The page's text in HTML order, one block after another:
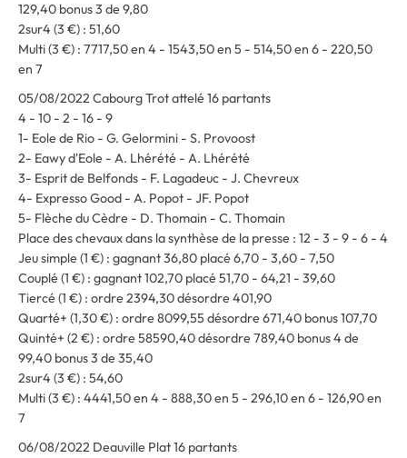
129,40 bonus 3 de 9,80
2sur4 (3 €) : 51,60
Multi (3 €) : 7717,50 en 4 - 1543,50 en 5 - 514,50 en 6 - 220,50
en 7
05/08/2022 Cabourg Trot attelé 16 partants
4 - 10 - 2 - 16 - 9
1- Eole de Rio - G. Gelormini - S. Provoost
2- Eawy d'Eole - A. Lhérété - A. Lhérété
3- Esprit de Belfonds - F. Lagadeuc - J. Chevreux
4- Expresso Good - A. Popot - JF. Popot
5- Flèche du Cèdre - D. Thomain - C. Thomain
Place des chevaux dans la synthèse de la presse : 12 - 3 - 9 - 6 - 4
Jeu simple (1 €) : gagnant 36,80 placé 6,70 - 3,60 - 7,50
Couplé (1 €) : gagnant 102,70 placé 51,70 - 64,21 - 39,60
Tiercé (1 €) : ordre 2394,30 désordre 401,90
Quarté+ (1,30 €) : ordre 8099,55 désordre 671,40 bonus 107,70
Quinté+ (2 €) : ordre 58590,40 désordre 789,40 bonus 4 de
99,40 bonus 3 de 35,40
2sur4 (3 €) : 54,60
Multi (3 €) : 4441,50 en 4 - 888,30 en 5 - 296,10 en 6 - 126,90 en
7
06/08/2022 Deauville Plat 16 partants